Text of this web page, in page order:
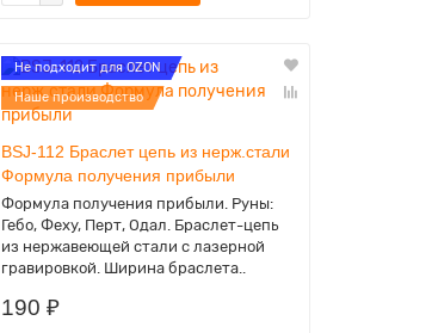
Не подходит для OZON
Наше производство
BSJ-112 Браслет цепь из нерж.стали
Формула получения прибыли
Формула получения прибыли. Руны:
Гебо, Феху, Перт, Одал. Браслет-цепь
из нержавеющей стали с лазерной
гравировкой. Ширина браслета..
190 ₽